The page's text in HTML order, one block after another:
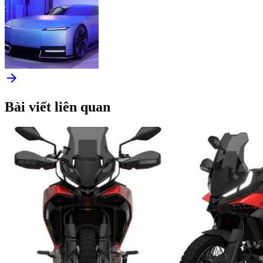
arrow_forward
Bài viết liên quan